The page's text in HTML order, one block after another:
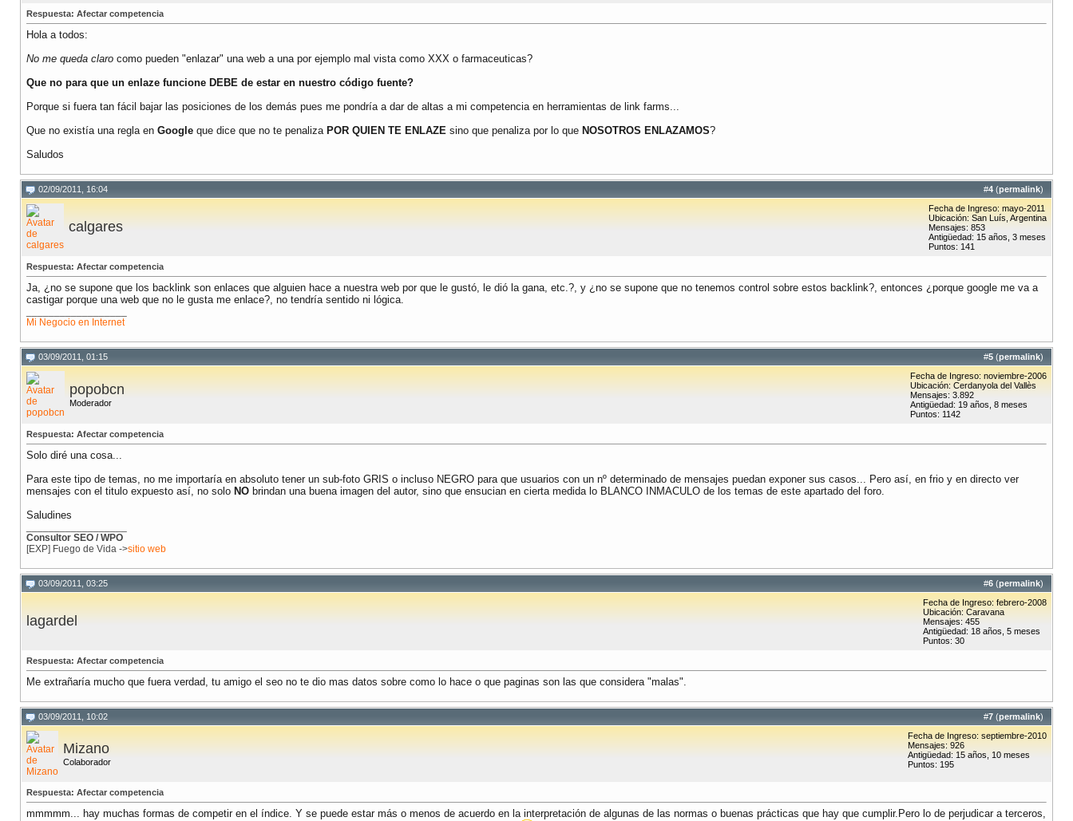
Respuesta: Afectar competencia
Hola a todos:
No me queda claro como pueden "enlazar" una web a una por ejemplo mal vista como XXX o farmaceuticas?
Que no para que un enlaze funcione DEBE de estar en nuestro código fuente?
Porque si fuera tan fácil bajar las posiciones de los demás pues me pondría a dar de altas a mi competencia en herramientas de link farms...
Que no existía una regla en Google que dice que no te penaliza POR QUIEN TE ENLAZE sino que penaliza por lo que NOSOTROS ENLAZAMOS?
Saludos
#4 (permalink)
02/09/2011, 16:04
calgares
Fecha de Ingreso: mayo-2011
Ubicación: San Luís, Argentina
Mensajes: 853
Antigüedad: 15 años, 3 meses
Puntos: 141
Respuesta: Afectar competencia
Ja, ¿no se supone que los backlink son enlaces que alguien hace a nuestra web por que le gustó, le dió la gana, etc.?, y ¿no se supone que no tenemos control sobre estos backlink?, entonces ¿porque google me va a
castigar porque una web que no le gusta me enlace?, no tendría sentido ni lógica.
Mi Negocio en Internet
#5 (permalink)
03/09/2011, 01:15
popobcn
Moderador
Fecha de Ingreso: noviembre-2006
Ubicación: Cerdanyola del Vallès
Mensajes: 3.892
Antigüedad: 19 años, 8 meses
Puntos: 1142
Respuesta: Afectar competencia
Solo diré una cosa...
Para este tipo de temas, no me importaría en absoluto tener un sub-foto GRIS o incluso NEGRO para que usuarios con un nº determinado de mensajes puedan exponer sus casos... Pero así, en frio y en directo ver
mensajes con el titulo expuesto así, no solo NO brindan una buena imagen del autor, sino que ensucian en cierta medida lo BLANCO INMACULO de los temas de este apartado del foro.
Saludines
Consultor SEO / WPO
[EXP] Fuego de Vida ->sitio web
#6 (permalink)
03/09/2011, 03:25
lagardel
Fecha de Ingreso: febrero-2008
Ubicación: Caravana
Mensajes: 455
Antigüedad: 18 años, 5 meses
Puntos: 30
Respuesta: Afectar competencia
Me extrañaría mucho que fuera verdad, tu amigo el seo no te dio mas datos sobre como lo hace o que paginas son las que considera "malas".
#7 (permalink)
03/09/2011, 10:02
Mizano
Colaborador
Fecha de Ingreso: septiembre-2010
Mensajes: 926
Antigüedad: 15 años, 10 meses
Puntos: 195
Respuesta: Afectar competencia
mmmmm... hay muchas formas de competir en el índice. Y se puede estar más o menos de acuerdo en la interpretación de algunas de las normas o buenas prácticas que hay que cumplir.Pero lo de perjudicar a terceros,